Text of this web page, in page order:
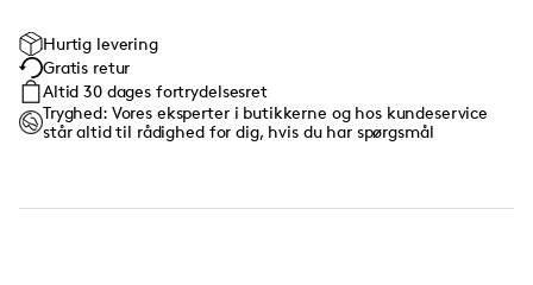
Hurtig levering
Gratis retur
Altid 30 dages fortrydelsesret
Tryghed: Vores eksperter i butikkerne og hos kundeservice
står altid til rådighed for dig, hvis du har spørgsmål